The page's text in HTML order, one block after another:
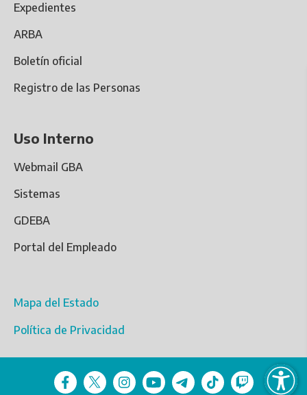
Expedientes
ARBA
Boletín oficial
Registro de las Personas
Uso Interno
Webmail GBA
Sistemas
GDEBA
Portal del Empleado
Mapa del Estado
Política de Privacidad